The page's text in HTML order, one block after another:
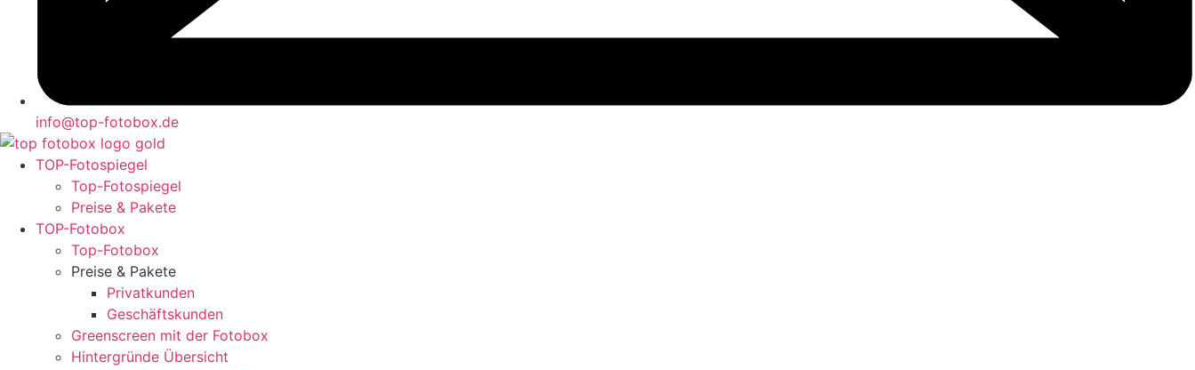
info@top-fotobox.de
TOP-Fotospiegel
Top-Fotospiegel
Preise & Pakete
TOP-Fotobox
Top-Fotobox
Preise & Pakete
Privatkunden
Geschäftskunden
Greenscreen mit der Fotobox
Hintergründe Übersicht